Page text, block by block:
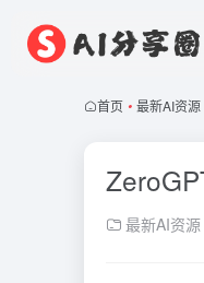
首页 • 最新AI资源
最新AI资源